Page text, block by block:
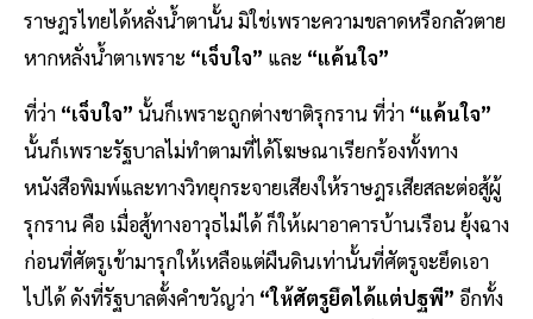
ราษฎรไทยได้หลั่งน้ำตานั้น มิใช่เพราะความขลาดหรือกลัวตาย
หากหลั่งน้ำตาเพราะ “เจ็บใจ” และ “แค้นใจ”
ที่ว่า “เจ็บใจ” นั้นก็เพราะถูกต่างชาติรุกราน ที่ว่า “แค้นใจ”
นั้นก็เพราะรัฐบาลไม่ทำตามที่ได้โฆษณาเรียกร้องทั้งทาง
หนังสือพิมพ์และทางวิทยุกระจายเสียงให้ราษฎรเสียสละต่อสู้ผู้
รุกราน คือ เมื่อสู้ทางอาวุธไม่ได้ ก็ให้เผาอาคารบ้านเรือน ยุ้งฉาง
ก่อนที่ศัตรูเข้ามารุกให้เหลือแต่ผืนดินเท่านั้นที่ศัตรูจะยึดเอา
ไปได้ ดังที่รัฐบาลตั้งคำขวัญว่า “ให้ศัตรูยึดได้แต่ปฐพี” อีกทั้ง